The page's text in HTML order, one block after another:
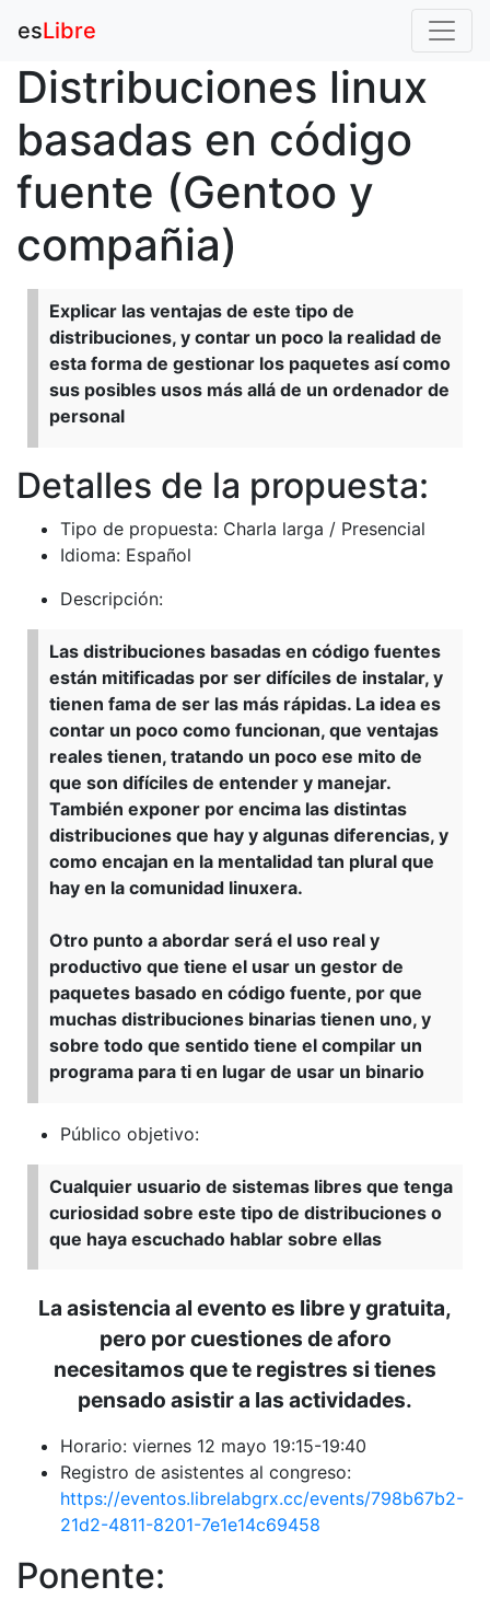
esLibre
Distribuciones linux
basadas en código
fuente (Gentoo y
compañia)
Explicar las ventajas de este tipo de
distribuciones, y contar un poco la realidad de
esta forma de gestionar los paquetes así como
sus posibles usos más allá de un ordenador de
personal
Detalles de la propuesta:
Tipo de propuesta: Charla larga / Presencial
Idioma: Español
Descripción:
Las distribuciones basadas en código fuentes
están mitificadas por ser difíciles de instalar, y
tienen fama de ser las más rápidas. La idea es
contar un poco como funcionan, que ventajas
reales tienen, tratando un poco ese mito de
que son difíciles de entender y manejar.
También exponer por encima las distintas
distribuciones que hay y algunas diferencias, y
como encajan en la mentalidad tan plural que
hay en la comunidad linuxera.
Otro punto a abordar será el uso real y
productivo que tiene el usar un gestor de
paquetes basado en código fuente, por que
muchas distribuciones binarias tienen uno, y
sobre todo que sentido tiene el compilar un
programa para ti en lugar de usar un binario
Público objetivo:
Cualquier usuario de sistemas libres que tenga
curiosidad sobre este tipo de distribuciones o
que haya escuchado hablar sobre ellas
La asistencia al evento es libre y gratuita,
pero por cuestiones de aforo
necesitamos que te registres si tienes
pensado asistir a las actividades.
Horario: viernes 12 mayo 19:15-19:40
Registro de asistentes al congreso:
https://eventos.librelabgrx.cc/events/798b67b2-
21d2-4811-8201-7e1e14c69458
Ponente: